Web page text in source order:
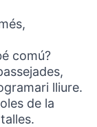
comú?
lliure.
de la